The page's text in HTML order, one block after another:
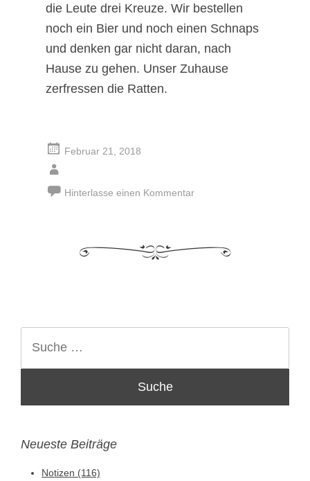
die Leute drei Kreuze. Wir bestellen
noch ein Bier und noch einen Schnaps
und denken gar nicht daran, nach
Hause zu gehen. Unser Zuhause
zerfressen die Ratten.
Februar 21, 2018
Hinterlasse einen Kommentar
Neueste Beiträge
Notizen (116)